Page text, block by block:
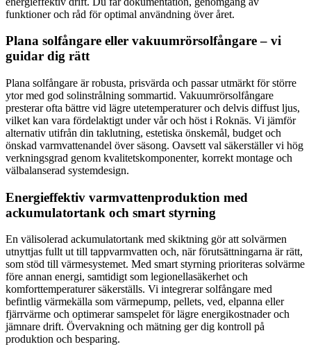
funktioner och råd för optimal användning över året.
Plana solfångare eller vakuumrörsolfångare – vi
guidar dig rätt
Plana solfångare är robusta, prisvärda och passar utmärkt för större
ytor med god solinstrålning sommartid. Vakuumrörsolfångare
presterar ofta bättre vid lägre utetemperaturer och delvis diffust ljus,
vilket kan vara fördelaktigt under vår och höst i Roknäs. Vi jämför
alternativ utifrån din taklutning, estetiska önskemål, budget och
önskad varmvattenandel över säsong. Oavsett val säkerställer vi hög
verkningsgrad genom kvalitetskomponenter, korrekt montage och
välbalanserad systemdesign.
Energieffektiv varmvattenproduktion med
ackumulatortank och smart styrning
En välisolerad ackumulatortank med skiktning gör att solvärmen
utnyttjas fullt ut till tappvarmvatten och, när förutsättningarna är rätt,
som stöd till värmesystemet. Med smart styrning prioriteras solvärme
före annan energi, samtidigt som legionellasäkerhet och
komforttemperaturer säkerställs. Vi integrerar solfångare med
befintlig värmekälla som värmepump, pellets, ved, elpanna eller
fjärrvärme och optimerar samspelet för lägre energikostnader och
jämnare drift. Övervakning och mätning ger dig kontroll på
produktion och besparing.